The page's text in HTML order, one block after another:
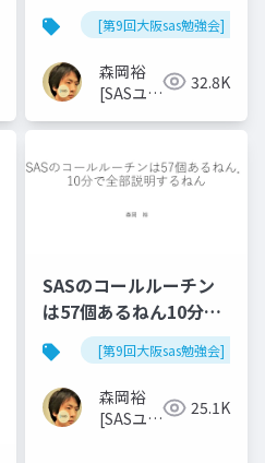
定)
[第9回大阪sas勉強会]
森岡裕
[SASユー
世話人]
32.8K
SASのコールルーチン
は57個あるねん10分で
全部説明するねん
[第9回大阪sas勉強会]
森岡裕
[SASユー
25.1K